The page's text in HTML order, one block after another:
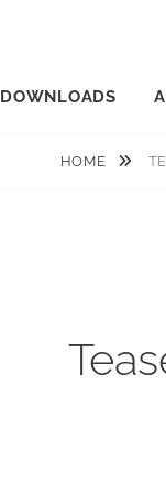
DOWNLOADS
HOME